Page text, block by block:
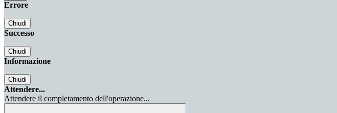
Errore
Chiudi
Successo
Chiudi
Informazione
Chiudi
Attendere...
Attendere il completamento dell'operazione...